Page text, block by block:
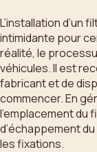
L’installation
intimidante pour
réalité, le
véhicules. Il est
fabricant et de
commencer. En
l’emplacement du
d’échappement
les fixations.